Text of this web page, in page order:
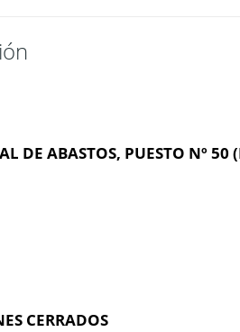
DE ABASTOS, PUESTO Nº
CERRADOS